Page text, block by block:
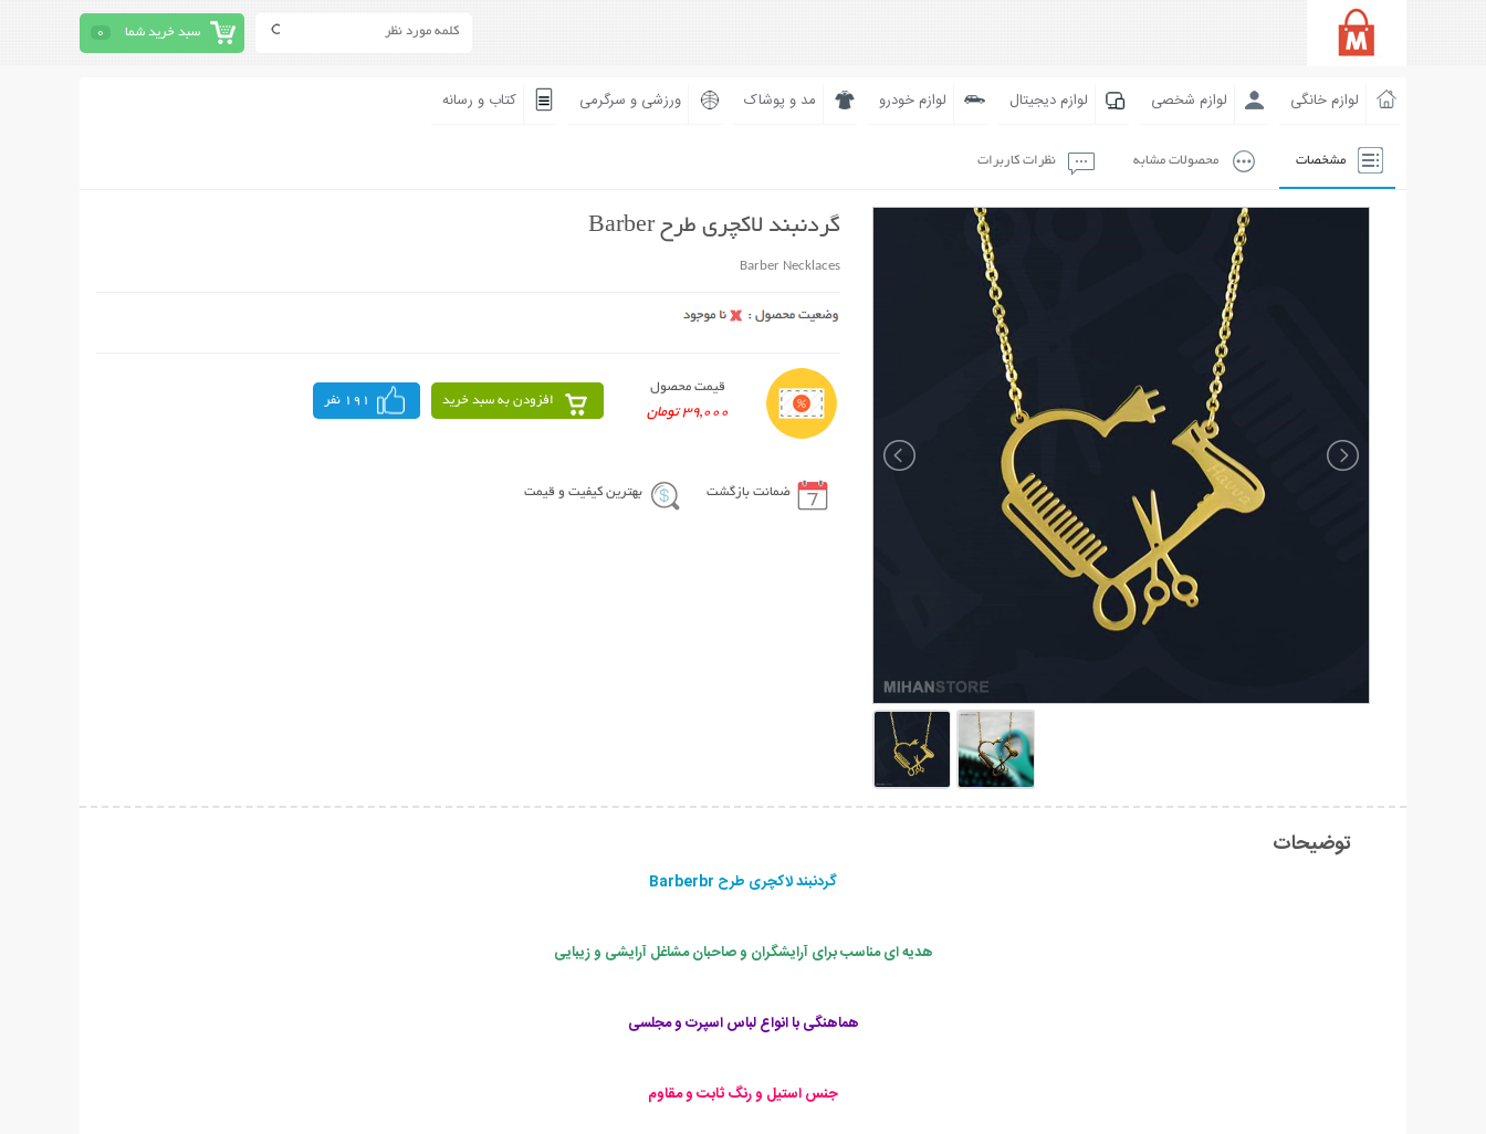
سبد خرید شما 0
لوازم خانگی لوازم شخصی لوازم دیجیتال لوازم خودرو مد و پوشاک ورزشی و سرگرمی کتاب و رسانه
مشخصات محصولات مشابه نظرات کاربرات
گردنبند لاکچری طرح Barber
Barber Necklaces
قیمت محصول
39,000 تومان
افزودن به سبد خرید 191 نفر
ضمانت بازگشت بهترین کیفیت و قیمت
توضیحات
گردنبند لاکچری طرح Barberbr
هدیه ای مناسب برای آرایشگران و صاحبان مشاغل آرایشی و زیبایی
هماهنگی با انواع لباس اسپرت و مجلسی
جنس استیل و رنگ ثابت و مقاوم